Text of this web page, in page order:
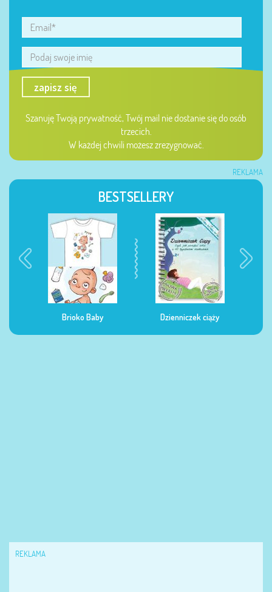
zapisz się
Szanuję Twoją prywatność, Twój mail nie dostanie się do osób
trzecich.
W każdej chwili możesz zrezygnować.
REKLAMA
BESTSELLERY
Dzienniczek ciąży Dzienniczek żywienia
REKLAMA